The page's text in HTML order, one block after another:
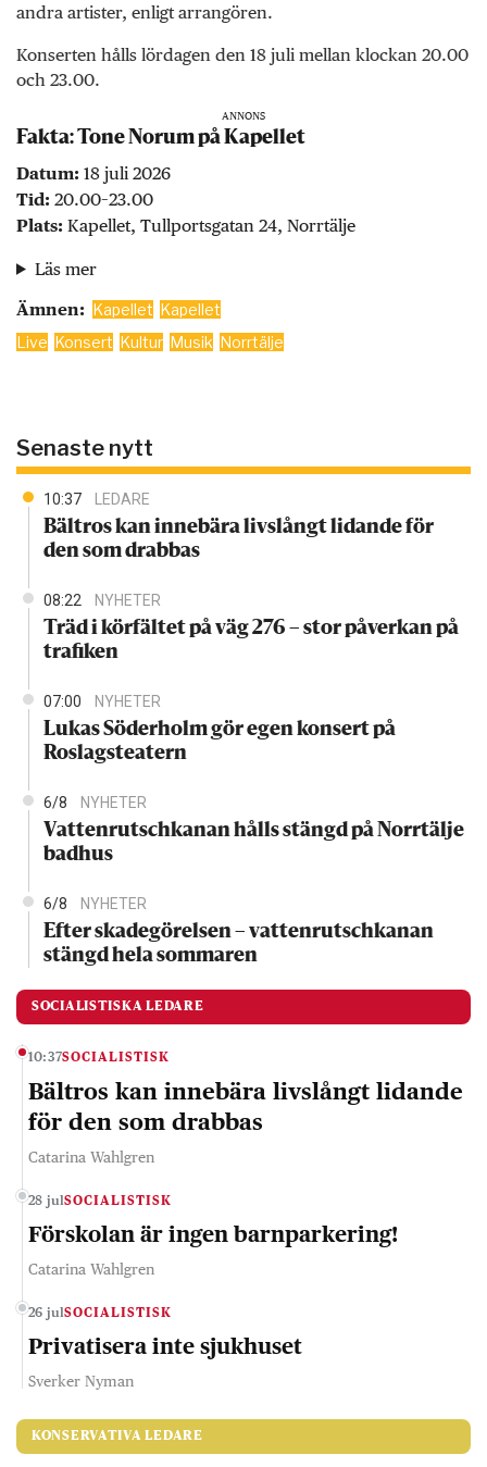
andra artister, enligt arrangören.
Konserten hålls lördagen den 18 juli mellan klockan 20.00
och 23.00.
ANNONS
Fakta: Tone Norum på Kapellet
Datum: 18 juli 2026
Tid: 20.00–23.00
Plats: Kapellet, Tullportsgatan 24, Norrtälje
Läs mer
Ämnen: Kapellet Kapellet
Live Konsert Kultur Musik Norrtälje
Senaste nytt
10:37 LEDARE
Bältros kan innebära livslångt lidande för
den som drabbas
08:22 NYHETER
Träd i körfältet på väg 276 – stor påverkan på
trafiken
07:00 NYHETER
Lukas Söderholm gör egen konsert på
Roslagsteatern
6/8 NYHETER
Vattenrutschkanan hålls stängd på Norrtälje
badhus
6/8 NYHETER
Efter skadegörelsen – vattenrutschkanan
stängd hela sommaren
SOCIALISTISKA LEDARE
10:37SOCIALISTISK
Bältros kan innebära livslångt lidande
för den som drabbas
Catarina Wahlgren
28 julSOCIALISTISK
Förskolan är ingen barnparkering!
Catarina Wahlgren
26 julSOCIALISTISK
Privatisera inte sjukhuset
Sverker Nyman
KONSERVATIVA LEDARE